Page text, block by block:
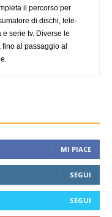
il percorso per
di dischi, tele-
serie tv. Diverse le
al passaggio al
MI PIACE
SEGUI
SEGUI